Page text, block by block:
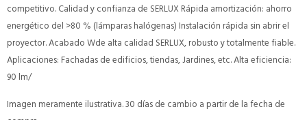
competitivo. Calidad y confianza de SERLUX Rápida amortización: ahorro
energético del >80 % (lámparas halógenas) Instalación rápida sin abrir el
proyector. Acabado Wde alta calidad SERLUX, robusto y totalmente fiable.
Aplicaciones: Fachadas de edificios, tiendas, Jardines, etc. Alta eficiencia:
90 lm/
Imagen meramente ilustrativa. 30 días de cambio a partir de la fecha de